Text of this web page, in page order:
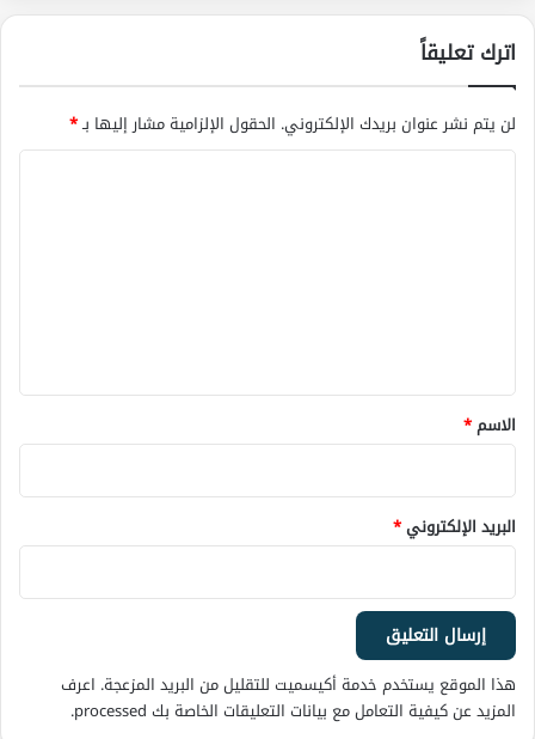
اترك تعليقاً
لن يتم نشر عنوان بريدك الإلكتروني. الحقول الإلزامية مشار إليها بـ*
*
الاسم*
البريد الإلكتروني*
هذا الموقع يستخدم خدمة أكيسميت للتقليل من البريد المزعجة. اعرف
المزيد عن كيفية التعامل مع بيانات التعليقات الخاصة بك processed
.